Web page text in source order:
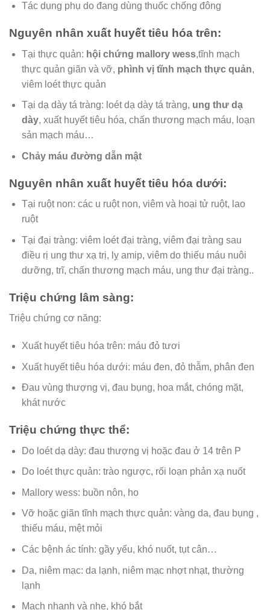
Tác dụng phụ do đang dùng thuốc chống đông
Nguyên nhân xuất huyết tiêu hóa trên:
Tại thực quản: hội chứng mallory wess,tĩnh mạch
thực quản giãn và vỡ, phình vị tĩnh mạch thực quản,
viêm loét thực quản
Tại dạ dày tá tràng: loét dạ dày tá tràng, ung thư dạ
dày, xuất huyết tiêu hóa, chấn thương mạch máu, loạn
sản mạch máu…
Chảy máu đường dẫn mật
Nguyên nhân xuất huyết tiêu hóa dưới:
Tại ruột non: các u ruột non, viêm và hoại tử ruột, lao
ruột
Tại đại tràng: viêm loét đại tràng, viêm đại tràng sau
điều rị ung thư xạ trị, lỵ amip, viêm do thiếu máu nuôi
dưỡng, trĩ, chấn thương mạch máu, ung thư đại tràng..
Triệu chứng lâm sàng:
Triệu chứng cơ năng:
Xuất huyết tiêu hóa trên: máu đỏ tươi
Xuất huyết tiêu hóa dưới: máu đen, đỏ thẫm, phân đen
Đau vùng thượng vị, đau bụng, hoa mắt, chóng mặt,
khát nước
Triệu chứng thực thể:
Do loét dạ dày: đau thượng vị hoặc đau ở 14 trên P
Do loét thực quản: trào ngược, rối loạn phản xạ nuốt
Mallory wess: buồn nôn, ho
Vỡ hoặc giãn tĩnh mạch thực quản: vàng da, đau bụng ,
thiếu máu, mệt mỏi
Các bệnh ác tính: gầy yếu, khó nuốt, tụt cân…
Da, niêm mạc: da lạnh, niêm mạc nhợt nhạt, thường
lạnh
Mạch nhanh và nhẹ, khó bắt